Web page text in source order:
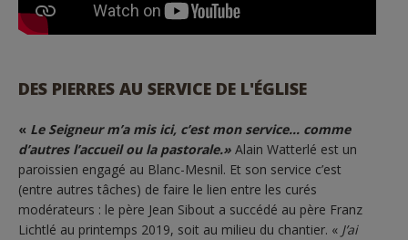
DES PIERRES AU SERVICE DE L'ÉGLISE
« Le Seigneur m’a mis ici, c’est mon service… comme
d’autres l’accueil ou la pastorale.» Alain Watterlé est un
paroissien engagé au Blanc-Mesnil. Et son service c’est
(entre autres tâches) de faire le lien entre les curés
modérateurs : le père Jean Sibout a succédé au père Franz
Lichtlé au printemps 2019, soit au milieu du chantier. « J’ai